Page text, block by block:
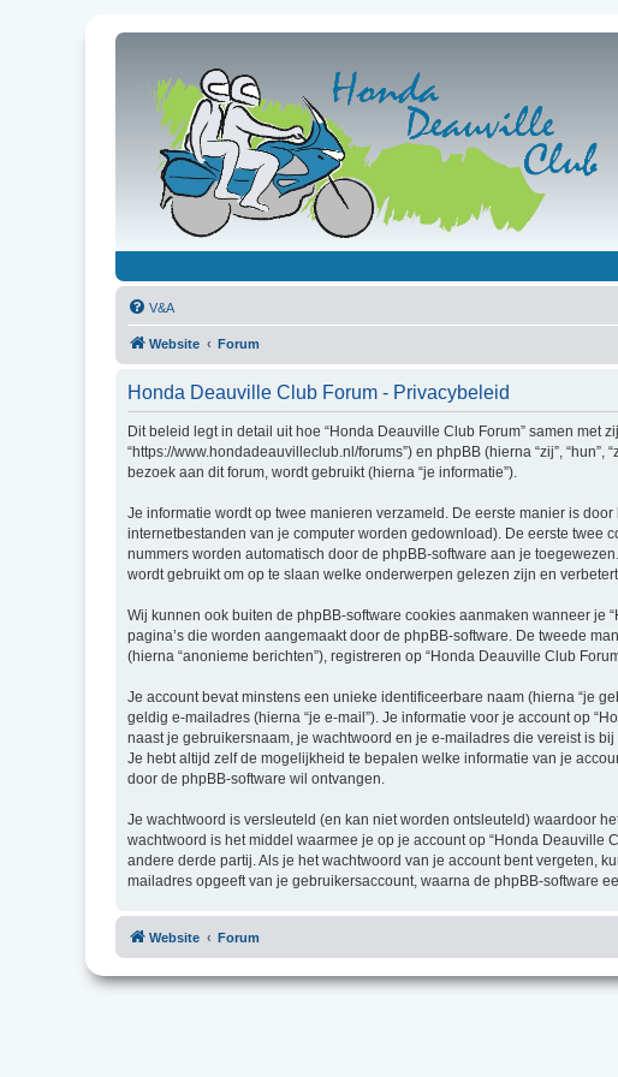
V&A
Website Forum
Honda Deauville Club Forum - Privacybeleid
Dit beleid legt in detail uit hoe “Honda Deauville Club Forum” samen met
“https://www.hondadeauvilleclub.nl/forums”) en phpBB (hierna “zij”,
bezoek aan dit forum, wordt gebruikt (hierna “je informatie”).
Je informatie wordt op twee manieren verzameld. De eerste manier is
internetbestanden van je computer worden gedownload). De eerste twee
nummers worden automatisch door de phpBB-software aan je
wordt gebruikt om op te slaan welke onderwerpen gelezen zijn en
Wij kunnen ook buiten de phpBB-software cookies aanmaken wanneer je
pagina’s die worden aangemaakt door de phpBB-software. De tweede
(hierna “anonieme berichten”), registreren op “Honda Deauville Club
Je account bevat minstens een unieke identificeerbare naam (hierna “je
geldig e-mailadres (hierna “je e-mail”). Je informatie voor je account op
naast je gebruikersnaam, je wachtwoord en je e-mailadres die vereist is
Je hebt altijd zelf de mogelijkheid te bepalen welke informatie van je
door de phpBB-software wil ontvangen.
Je wachtwoord is versleuteld (en kan niet worden ontsleuteld) waardoor
wachtwoord is het middel waarmee je op je account op “Honda Deauville
andere derde partij. Als je het wachtwoord van je account bent vergeten,
mailadres opgeeft van je gebruikersaccount, waarna de phpBB-software
Website Forum